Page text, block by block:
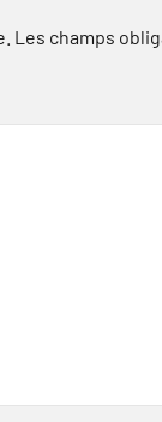
Les champs